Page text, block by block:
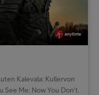
Kalevala: Kullervon
See Me: Now You Don't.